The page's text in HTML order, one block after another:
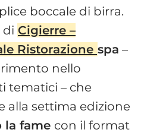
boccale di birra.
di Cigierre –
Ristorazione spa –
nello
tematici – che
alla settima edizione
la fame con il format